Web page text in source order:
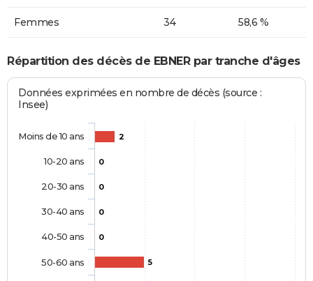
Femmes 34 58,6 %
Répartition des décès de EBNER par tranche d'âges
Données exprimées en nombre de décès (source :
Insee)
2
0
0
0
0
5
Moins de 10 ans
10-20 ans
20-30 ans
30-40 ans
40-50 ans
50-60 ans